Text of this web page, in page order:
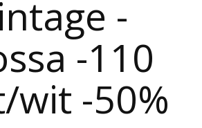
-
-110
wit -50%